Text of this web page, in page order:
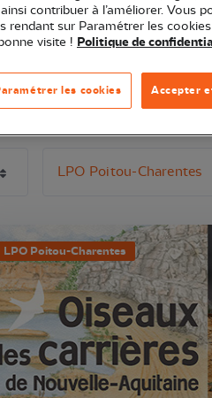
N'oubliez pas de
catégorie, puis par sous-catégorie
LPO Poitou-Charentes
contribuer à l’améliorer. Vous
sur Paramétrer les cookies
visite ! Politique de
Accepter
les cookies